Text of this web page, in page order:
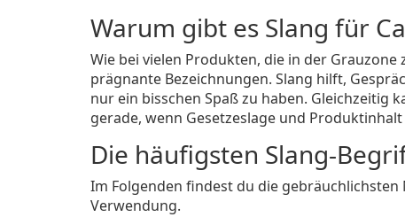
Warum gibt es Slang für
Wie bei vielen Produkten, die in der
prägnante Bezeichnungen. Slang hilft,
nur ein bisschen Spaß zu haben. Gleichzeitig
gerade, wenn Gesetzeslage und
Die häufigsten
Im Folgenden findest du die
Verwendung.